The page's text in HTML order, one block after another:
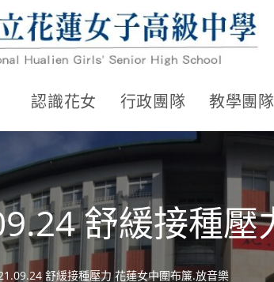
認識花女 行政團隊 教學團隊
舒緩接種
舒緩接種壓力 花蓮女中圍布簾.放音樂